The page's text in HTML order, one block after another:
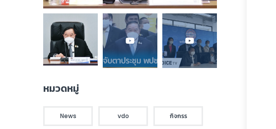
หมวดหมู่
News vdo กิจกรร